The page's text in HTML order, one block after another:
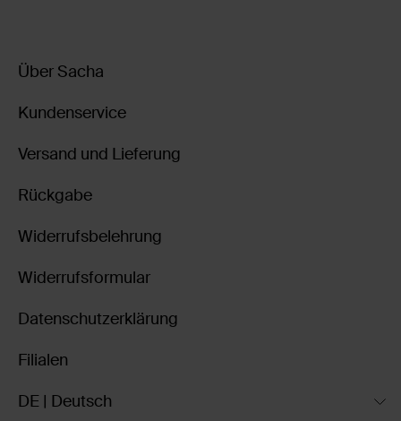
Über Sacha
Kundenservice
Versand und Lieferung
Rückgabe
Widerrufsbelehrung
Widerrufsformular
Datenschutzerklärung
Filialen
DE | Deutsch